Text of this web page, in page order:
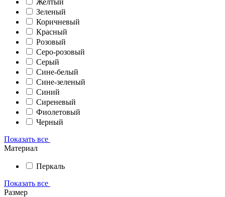
Зеленый
Коричневый
Красный
Розовый
Серо-розовый
Серый
Сине-белый
Сине-зеленый
Синий
Сиреневый
Фиолетовый
Черный
Показать все
Материал
Перкаль
Показать все
Размер